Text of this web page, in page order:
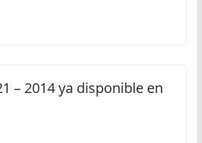
– 2014 ya disponible en